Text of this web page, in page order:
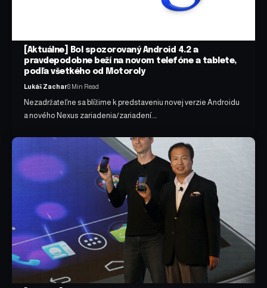
[Aktuálne] Bol spozorovaný Android 4.2 a
pravdepodobne beží na novom telefóne a tablete,
podľa všetkého od Motoroly
Lukáš Zachar8 Min Read
Nezadržateľne sa blížime k predstaveniu novej verzie Androidu
a nového Nexus zariadenia/zariadení.…